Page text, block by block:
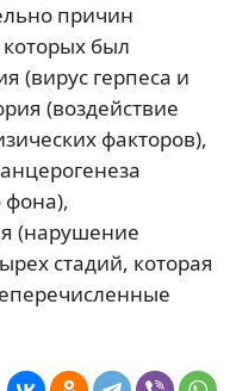
причин
был
(вирус герпеса и
(воздействие
факторов),
фона),
(нарушение
стадий, которая